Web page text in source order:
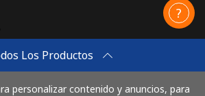
Los Productos
personalizar contenido y anuncios, para